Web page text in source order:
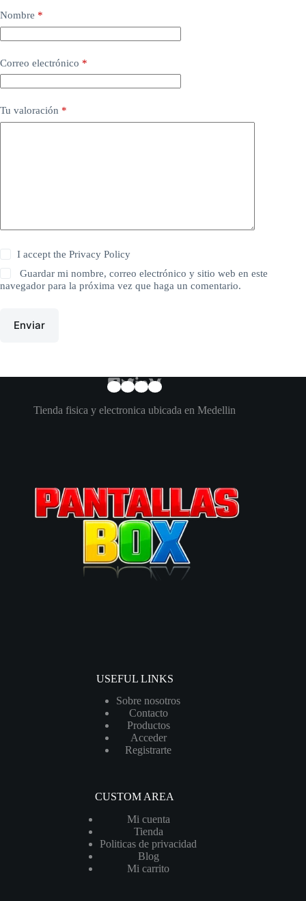
Nombre *
Correo electrónico *
Tu valoración *
I accept thePrivacy Policy
Guardar mi nombre, correo electrónico y sitio web en este
navegador para la próxima vez que haga un comentario.
Enviar
Tienda fisica y electronica ubicada en Medellin
USEFUL LINKS
Sobre nosotros
Contacto
Productos
Acceder
Registrarte
CUSTOM AREA
Mi cuenta
Tienda
Politicas de privacidad
Blog
Mi carrito